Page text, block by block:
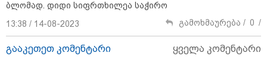
13:24 / 07-08-2026
ევროპაში საწვავის ფასები მკვეთრად შეიცვალა -
ბლომად. დიდი სიფრთხილეა საჭირო
13:38 / 14-08-2023
გამოხმაურება / 0 /
გააკეთეთ კომენტარი ყველა კომენტარი